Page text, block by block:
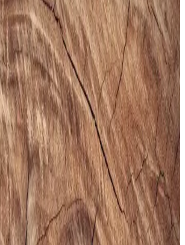
25 Erkek Günlük ve Spor
Ayakkabı
hafif yastıklama ve dayanıklı taban
spor aktivitelerinde konfor sağlar, şık ve
çıkar.
I Büyük Beden Erkek Spor
ve Şıklık Sunar
büyük beden erkek sneaker, şık tasarımı ve
günlük kullanım ve hafif aktiviteler için
bir spor ayakkabısıdır.
ve Kompakt Sling ve
ve Seçim Kriterleri
ve eşyaları rahat taşıyan fonksiyonel
farklı markalar ve modellerle kullanım
kriterleri detaylıca inceleniyor.